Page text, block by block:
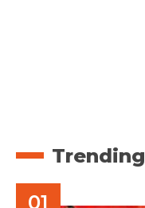
Trending